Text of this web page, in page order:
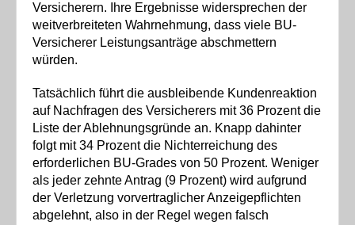
Versicherern. Ihre Ergebnisse widersprechen der
weitverbreiteten Wahrnehmung, dass viele BU-
Versicherer Leistungsanträge abschmettern
würden.
Tatsächlich führt die ausbleibende Kundenreaktion
auf Nachfragen des Versicherers mit 36 Prozent die
Liste der Ablehnungsgründe an. Knapp dahinter
folgt mit 34 Prozent die Nichterreichung des
erforderlichen BU-Grades von 50 Prozent. Weniger
als jeder zehnte Antrag (9 Prozent) wird aufgrund
der Verletzung vorvertraglicher Anzeigepflichten
abgelehnt, also in der Regel wegen falsch